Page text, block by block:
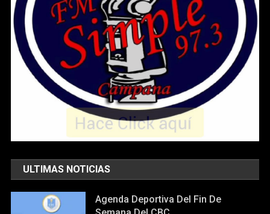
ULTIMAS NOTICIAS
Agenda Deportiva Del Fin De